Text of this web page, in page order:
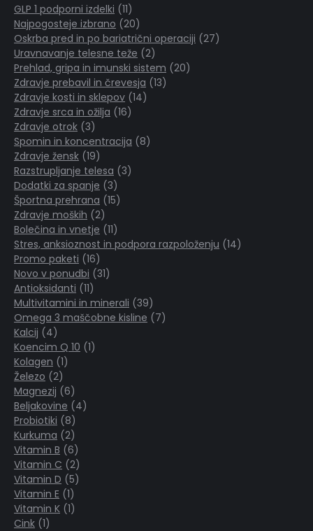
GLP 1 podporni izdelki 1111
izdelkov
Najpogosteje izbrano 2020
izdelkov
Oskrba pred in po bariatrični operaciji 2727
Uravnavanje telesne teže 22
izdelka
Prehlad, gripa in imunski sistem 2020
Zdravje prebavil in črevesja 1313
Zdravje kosti in sklepov 1414
Zdravje srca in ožilja 1616
Zdravje otrok 33
izdelki
Spomin in koncentracija 88
Zdravje žensk 1919
izdelkov
Razstrupljanje telesa 33
Dodatki za spanje 33
izdelki
Športna prehrana 1515
Zdravje moških 22
izdelka
Bolečina in vnetje 1111
izdelkov
Stres, anksioznost in podpora razpoloženju 1414
Promo paketi 1616
izdelkov
Novo v ponudbi 3131
Antioksidanti 1111
izdelkov
Multivitamini in minerali 3939
izdelkov
Omega 3 maščobne kisline 77
Kalcij 44
izdelki
Koencim Q 10 11
Kolagen 11
Železo 22
izdelka
Magnezij 66
izdelkov
Beljakovine 44
Probiotiki 88
izdelkov
Kurkuma 22
izdelka
Vitamin B 66
izdelkov
Vitamin C 22
izdelka
Vitamin D 55
Vitamin E 11
izdelek
Vitamin K 11
Cink 11